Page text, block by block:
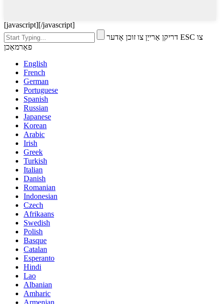
[javascript][/javascript]
דריקן אַרייַן צו זוכן אָדער ESC צו
פאַרמאַכן
English
French
German
Portuguese
Spanish
Russian
Japanese
Korean
Arabic
Irish
Greek
Turkish
Italian
Danish
Romanian
Indonesian
Czech
Afrikaans
Swedish
Polish
Basque
Catalan
Esperanto
Hindi
Lao
Albanian
Amharic
Armenian